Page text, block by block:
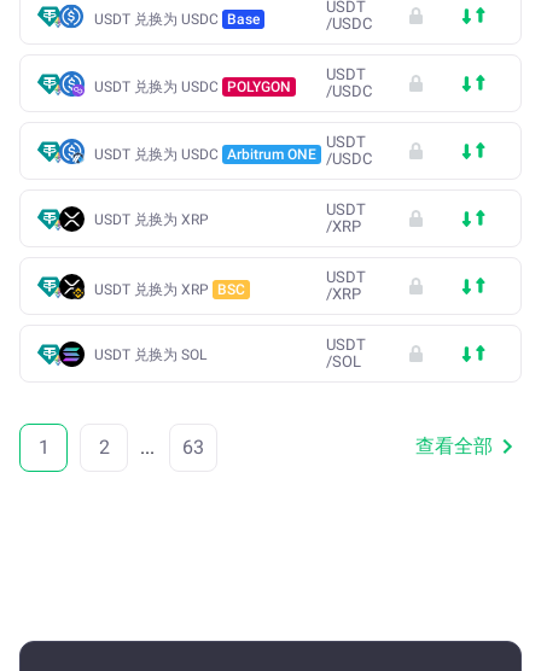
USDT 兑换为 USDC Base
USDT
/USDC
USDT 兑换为 USDC POLYGON
USDT
/USDC
USDT 兑换为 USDC Arbitrum ONE
USDT
/USDC
USDT 兑换为 XRP
USDT
/XRP
USDT 兑换为 XRP BSC
USDT
/XRP
USDT 兑换为 SOL
USDT
/SOL
1 2 ... 63 查看全部